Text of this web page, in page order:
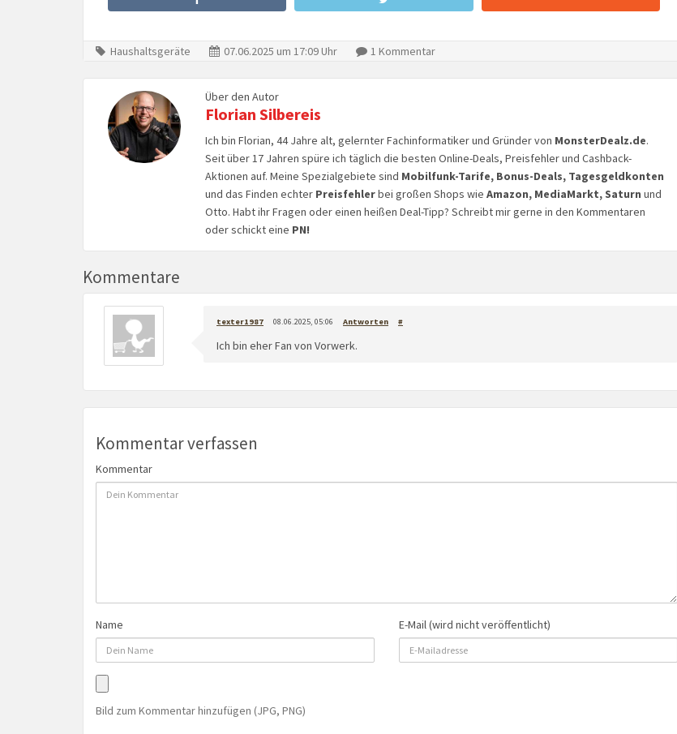
Haushaltsgeräte 07.06.2025 um 17:09 Uhr 1 Kommentar
Über den Autor
Florian Silbereis
Ich bin Florian, 44 Jahre alt, gelernter Fachinformatiker und Gründer von MonsterDealz.de.
Seit über 17 Jahren spüre ich täglich die besten Online-Deals, Preisfehler und Cashback-
Aktionen auf. Meine Spezialgebiete sind Mobilfunk-Tarife, Bonus-Deals, Tagesgeldkonten
und das Finden echterPreisfehlerbei großen Shops wie Amazon, MediaMarkt, Saturn und
Otto. Habt ihr Fragen oder einen heißen Deal-Tipp? Schreibt mir gerne in den Kommentaren
oder schickt eine PN!
Kommentare
texter1987 08.06.2025, 05:06 Antworten #
Ich bin eher Fan von Vorwerk.
Kommentar verfassen
Kommentar
Name E-Mail (wird nicht veröffentlicht)
Bild zum Kommentar hinzufügen (JPG, PNG)